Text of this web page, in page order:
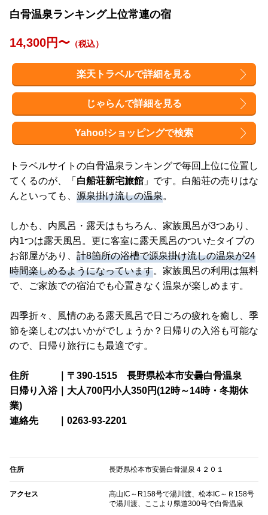
白骨温泉ランキング上位常連の宿
14,300円〜 （税込）
楽天トラベルで詳細を見る
じゃらんで詳細を見る
Yahoo!ショッピングで検索
トラベルサイトの白骨温泉ランキングで毎回上位に位置し
てくるのが、「 白船荘新宅旅館 」です。白船荘の売りはな
んといっても、 源泉掛け流しの温泉。
しかも、内風呂・露天はもちろん、家族風呂が3つあり、
内1つは露天風呂。更に客室に露天風呂のついたタイプの
お部屋があり、 計8箇所の浴槽で源泉掛け流しの温泉が24
時間楽しめるようになっています。家族風呂の利用は無料
で、ご家族での宿泊でも心置きなく温泉が楽しめます。
四季折々、風情のある露天風呂で日ごろの疲れを癒し、季
節を楽しむのはいかがでしょうか？日帰りの入浴も可能な
ので、日帰り旅行にも最適です。
住所 ｜〒390-1515 長野県松本市安曇白骨温泉
日帰り入浴｜大人700円小人350円(12時～14時・冬期休
業)
連絡先 ｜0263-93-2201
住所 長野県松本市安曇白骨温泉４２０１
アクセス
高山IC～R158号で湯川渡、松本IC～Ｒ158号
で湯川渡、ここより県道300号で白骨温泉